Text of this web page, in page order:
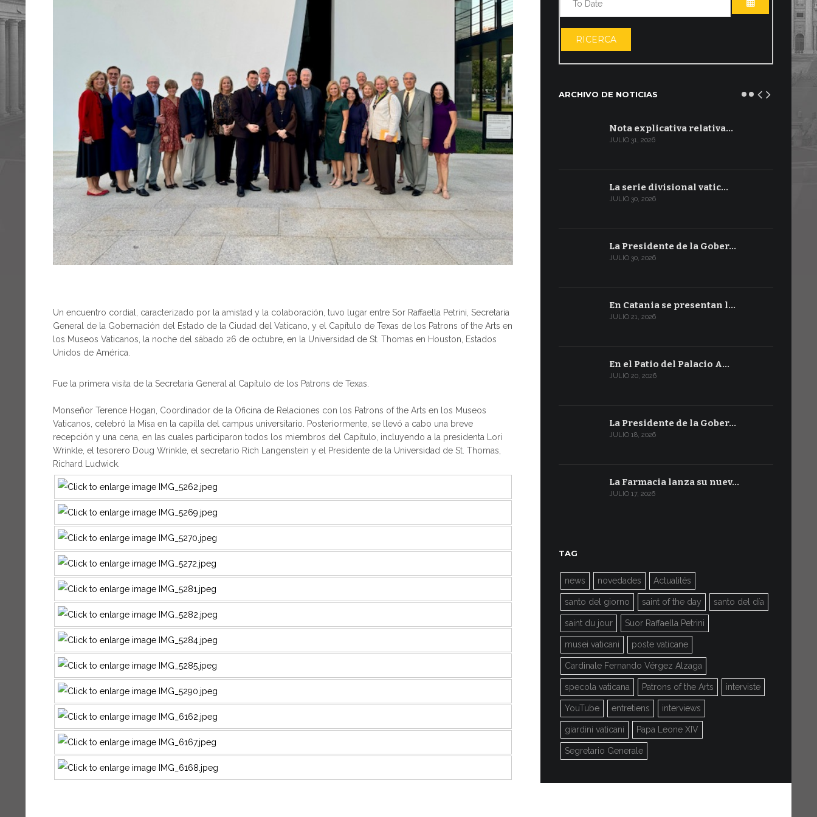
Un encuentro cordial, caracterizado por la amistad y la colaboración, tuvo lugar entre Sor Raffaella Petrini, Secretaria
General de la Gobernación del Estado de la Ciudad del Vaticano, y el Capítulo de Texas de los Patrons of the Arts en
los Museos Vaticanos, la noche del sábado 26 de octubre, en la Universidad de St. Thomas en Houston, Estados
Unidos de América.
Fue la primera visita de la Secretaria General al Capítulo de los Patrons de Texas.
Monseñor Terence Hogan, Coordinador de la Oficina de Relaciones con los Patrons of the Arts en los Museos
Vaticanos, celebró la Misa en la capilla del campus universitario. Posteriormente, se llevó a cabo una breve
recepción y una cena, en las cuales participaron todos los miembros del Capítulo, incluyendo a la presidenta Lori
Wrinkle, el tesorero Doug Wrinkle, el secretario Rich Langenstein y el Presidente de la Universidad de St. Thomas,
Richard Ludwick.
ABRIR EL
RICERCA
ARCHIVO DE NOTICIAS
Nota explicativa relativa…
JULIO 31, 2026
La serie divisional vatic…
JULIO 30, 2026
La Presidente de la Gober…
JULIO 30, 2026
En Catania se presentan l…
JULIO 21, 2026
En el Patio del Palacio A…
JULIO 20, 2026
La Presidente de la Gober…
JULIO 18, 2026
La Farmacia lanza su nuev…
JULIO 17, 2026
TAG
news novedades Actualités
santo del giorno saint of the day santo del día
saint du jour Suor Raffaella Petrini
musei vaticani poste vaticane
Cardinale Fernando Vérgez Alzaga
specola vaticana Patrons of the Arts interviste
YouTube entretiens interviews
giardini vaticani Papa Leone XIV
Segretario Generale